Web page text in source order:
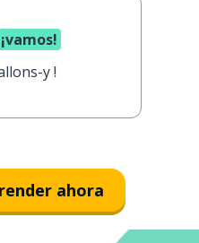
¡vamos!
y !
ahora